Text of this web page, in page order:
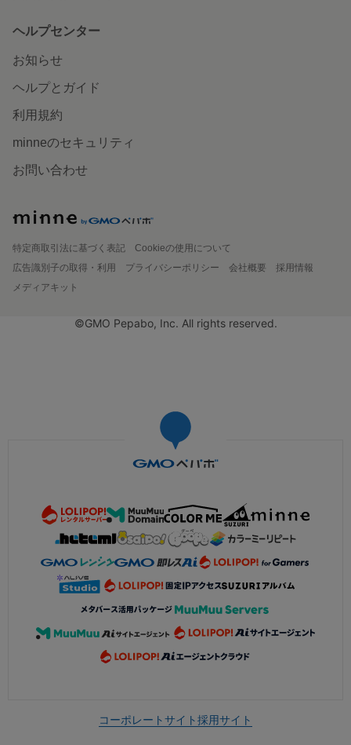
ヘルプセンター
お知らせ
ヘルプとガイド
利用規約
minneのセキュリティ
お問い合わせ
特定商取引法に基づく表記
Cookieの使用について
広告識別子の取得・利用
プライバシーポリシー 会社概要
採用情報
メディアキット
©GMO Pepabo, Inc. All rights reserved.
コーポレートサイト採用サイト